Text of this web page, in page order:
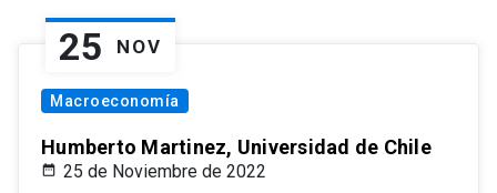
25 NOV
Macroeconomía
Humberto Martinez, Universidad de Chile
25 de Noviembre de 2022